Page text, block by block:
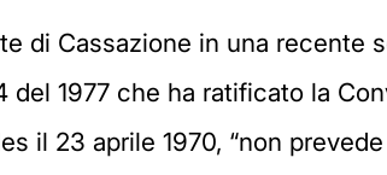
di Cassazione in una recente
del 1977 che ha ratificato la
il 23 aprile 1970, “non